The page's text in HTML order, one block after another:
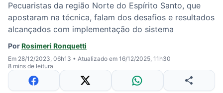
Pecuaristas da região Norte do Espírito Santo, que
apostaram na técnica, falam dos desafios e resultados
alcançados com implementação do sistema
PorRosimeri Ronquetti
Em 28/12/2023, 06h13 • Atualizado em 16/12/2025, 11h30
8 mins de leitura